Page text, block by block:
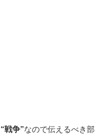
“戦争”なので伝えるべき部